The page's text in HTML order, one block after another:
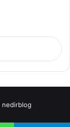
nedirblog